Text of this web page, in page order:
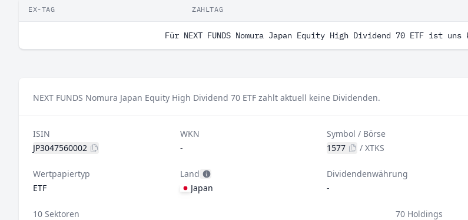
EX-TAG ZAHLTAG
Für NEXT FUNDS Nomura Japan Equity High Dividend 70 ETF ist
NEXT FUNDS Nomura Japan Equity High Dividend 70 ETF zahlt aktuell keine Dividenden.
ISIN
JP3047560002
WKN
-
Symbol / Börse
1577
/XTKS
Wertpapiertyp
ETF
Land
Japan
Dividendenwährung
-
10 Sektoren
70 Holdings